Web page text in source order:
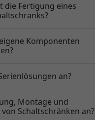
die Fertigung eines
Komponenten
an?
Montage und
Schaltschränken an?